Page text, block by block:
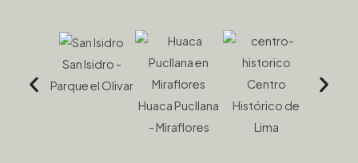
San Isidro -
Parque el Olivar
Huaca Pucllana
- Miraflores
Centro
Histórico de
Lima